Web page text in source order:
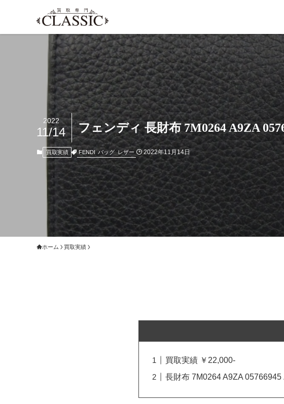
フェンディ 長財布 7M0264 A9ZA
2022
11/14
買取実績 FENDI バッグ レザー 2022年11月14日
ホーム 買取実績
買取実績 ￥22,000-
長財布 7M0264 A9ZA